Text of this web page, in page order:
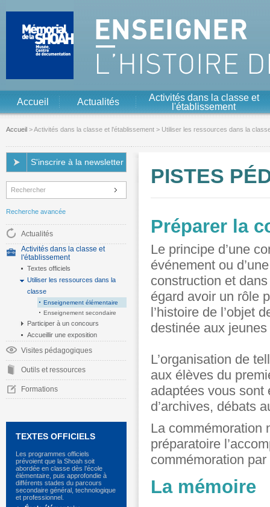
Accueil Actualités
Activités dans la classe et
l'établissement
Accueil >Activités dans la classe et l'établissement > Utiliser les ressources dans la
S'inscrire à la newsletter
Recherche avancée
Actualités
Activités dans la classe et
l'établissement
Textes officiels
Utiliser les ressources dans la
classe
Enseignement élémentaire
Enseignement secondaire
Participer à un concours
Accueillir une exposition
Visites pédagogiques
Outils et ressources
Formations
TEXTES OFFICIELS
Les programmes officiels
prévoient que la Shoah soit
abordée en classe dès l’école
élémentaire, puis approfondie à
différents stades du parcours
secondaire général, technologique
et professionnel.
PISTES
Préparer la
Le principe d’une
événement ou
construction et
égard avoir un rôle
l’histoire de l’objet
destinée aux
L’organisation de
aux élèves du
adaptées vous sont
d’archives, débats
La commémoration
préparatoire
commémoration
La mémoire